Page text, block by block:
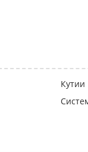
Кутии